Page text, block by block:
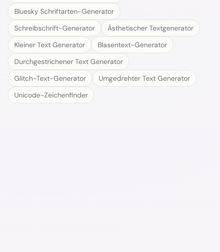
Bluesky Schriftarten-Generator
Schreibschrift-Generator
Ästhetischer Textgenerator
Kleiner Text Generator
Blasentext-Generator
Durchgestrichener Text Generator
Glitch-Text-Generator
Umgedrehter Text Generator
Unicode-Zeichenfinder